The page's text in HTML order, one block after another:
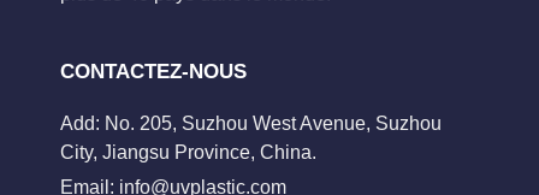
CONTACTEZ-NOUS
Add: No. 205, Suzhou West Avenue, Suzhou
City, Jiangsu Province, China.
Email: info@uvplastic.com